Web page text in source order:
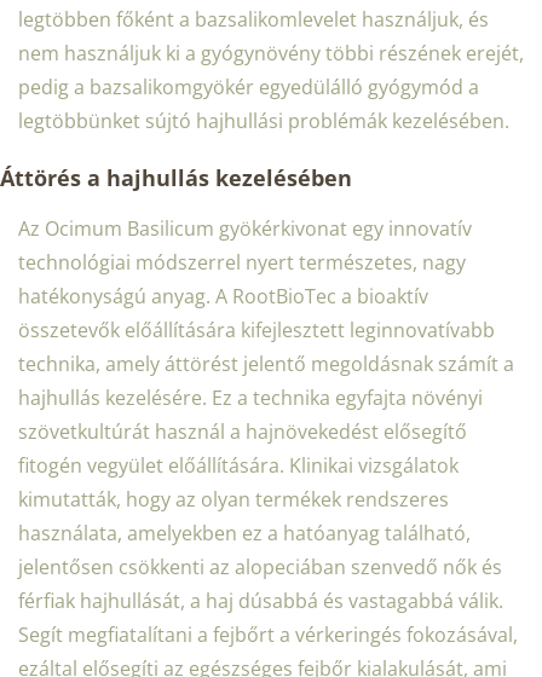
legtöbben főként a bazsalikomlevelet használjuk, és
nem használjuk ki a gyógynövény többi részének erejét,
pedig a bazsalikomgyökér egyedülálló gyógymód a
legtöbbünket sújtó hajhullási problémák kezelésében.
Áttörés a hajhullás kezelésében
Az Ocimum Basilicum gyökérkivonat egy innovatív
technológiai módszerrel nyert természetes, nagy
hatékonyságú anyag. A RootBioTec a bioaktív
összetevők előállítására kifejlesztett leginnovatívabb
technika, amely áttörést jelentő megoldásnak számít a
hajhullás kezelésére. Ez a technika egyfajta növényi
szövetkultúrát használ a hajnövekedést elősegítő
fitogén vegyület előállítására. Klinikai vizsgálatok
kimutatták, hogy az olyan termékek rendszeres
használata, amelyekben ez a hatóanyag található,
jelentősen csökkenti az alopeciában szenvedő nők és
férfiak hajhullását, a haj dúsabbá és vastagabbá válik.
Segít megfiatalítani a fejbőrt a vérkeringés fokozásával,
ezáltal elősegíti az egészséges fejbőr kialakulását, ami